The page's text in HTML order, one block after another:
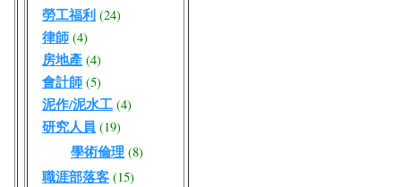
勞工福利 (24)
律師 (4)
房地產 (4)
會計師 (5)
泥作/泥水工 (4)
研究人員 (19)
學術倫理 (8)
職涯部落客 (15)